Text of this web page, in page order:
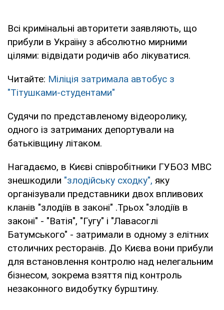
Всі кримінальні авторитети заявляють, що
прибули в Україну з абсолютно мирними
цілями: відвідати родичів або лікуватися.
Читайте: Міліція затримала автобус з
"Тітушками-студентами"
Судячи по представленому відеоролику,
одного із затриманих депортували на
батьківщину літаком.
Нагадаємо, в Києві співробітники ГУБОЗ МВС
знешкодили "злодійську сходку", яку
організували представники двох впливових
кланів "злодіїв в законі" .Трьох "злодіїв в
законі" - "Ватія", "Гугу" і "Лавасоглі
Батумського" - затримали в одному з елітних
столичних ресторанів. До Києва вони прибули
для встановлення контролю над нелегальним
бізнесом, зокрема взяття під контроль
незаконного видобутку бурштину.